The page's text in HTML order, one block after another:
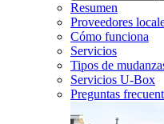
Resumen
Proveedores
Cómo funciona
Servicios
Tipos de
Servicios U-Box
Preguntas